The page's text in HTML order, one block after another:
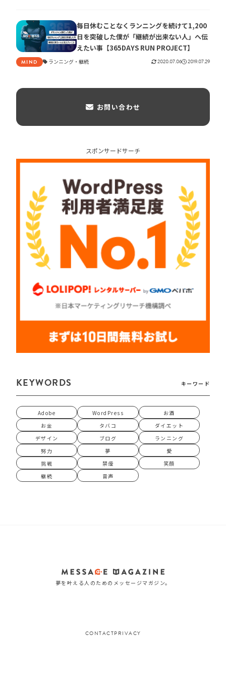
毎日休むことなくランニングを続けて1,200
日を突破した僕が「継続が出来ない人」へ伝
えたい事【365DAYS RUN PROJECT】
MIND ランニング 継続 2020.07.06 2019.07.29
お問い合わせ
スポンサードサーチ
KEYWORDS キーワード
Adobe WordPress
お酒
お金
タバコ
ダイエット
デザイン
ブログ
ランニング
努力
夢
愛
挑戦
禁煙
笑顔
継続
音声
夢を叶える人のためのメッセージマガジン。
CONTACTPRIVACY